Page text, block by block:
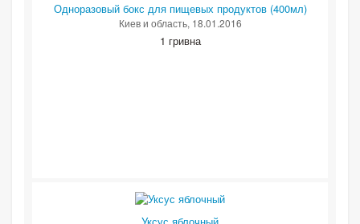
Одноразовый бокс для пищевых продуктов (400мл)
Киев и область, 18.01.2016
1 гривна